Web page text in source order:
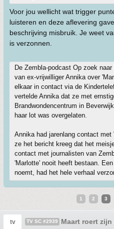
Voor jou wellicht wat trigger
luisteren en deze aflevering
beschrijving misbruik. Je weet
is verzonnen.
De Zembla-podcast Op zoek
van ex-vrijwilliger Annika over
elkaar in contact via de
vertelde Annika dat ze met
Brandwondencentrum in
haar lot was overgelaten.
Annika had jarenlang contact
ze het bericht kreeg dat het
contact met journalisten van
'Marlotte' nooit heeft bestaan.
noemt, had het hele verhaal
1 2 3
tv TV SC #2939 Maart roert zijn